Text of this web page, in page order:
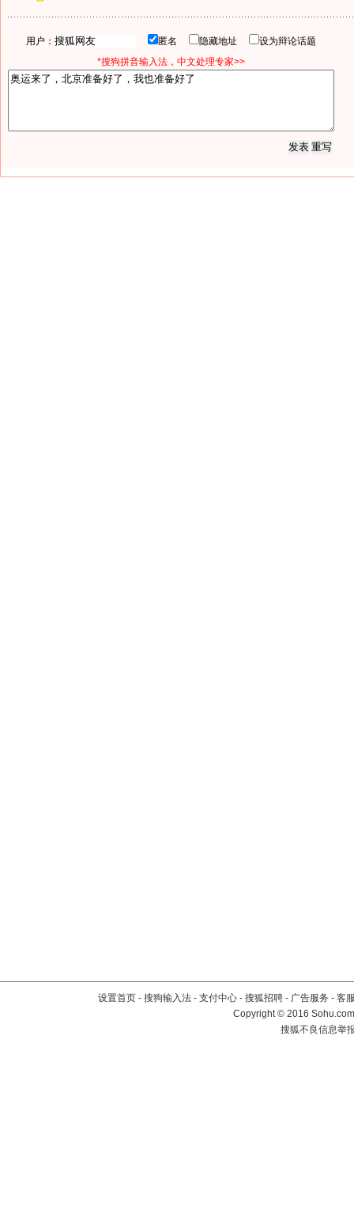
用户： 匿名 隐藏地址
设为辩论话题
*搜狗拼音输入法，中文处理专家>>
设置首页 - 搜狗输入法 - 支付中心 - 搜狐招聘 - 广告服务 - 客
Copyright©2016
搜狐不良信息举